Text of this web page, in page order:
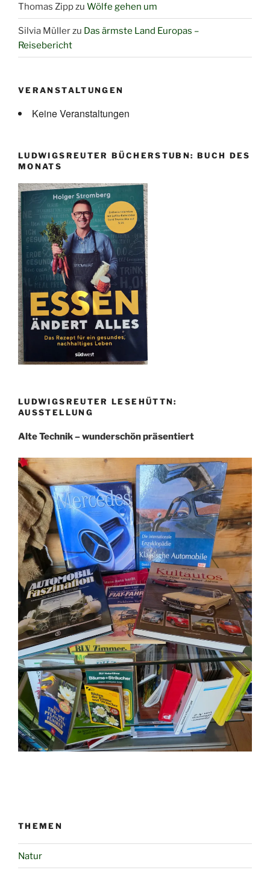
Thomas Zippzu Wölfe gehen um
Silvia Müllerzu Das ärmste Land Europas –
Reisebericht
VERANSTALTUNGEN
Keine Veranstaltungen
LUDWIGSREUTER BÜCHERSTUBN: BUCH DES
MONATS
LUDWIGSREUTER LESEHÜTTN:
AUSSTELLUNG
Alte Technik – wunderschön präsentiert
THEMEN
Natur